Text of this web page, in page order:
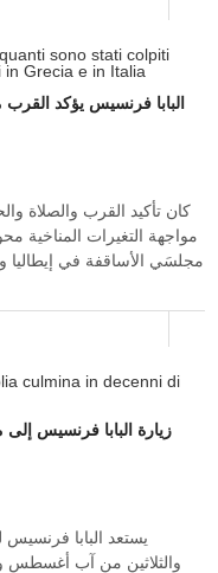
البابا فرنسيس يؤكد
كان تأكيد القرب والصلاة
مواجهة التغيرات المناخية
مجلسَي الأساقفة في إيطاليا
زيارة البابا فرنسيس إلى
يستعد البابا فرنسيس
والثلاثين من آب أغسطس